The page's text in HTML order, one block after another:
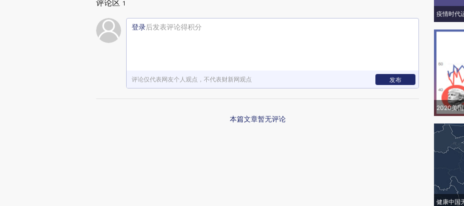
评论区 1
登录后发表评论得积分
评论仅代表网友个人观点，不代表财新网观点 发布
本篇文章暂无评论
疫情时代
2020美
健康中国